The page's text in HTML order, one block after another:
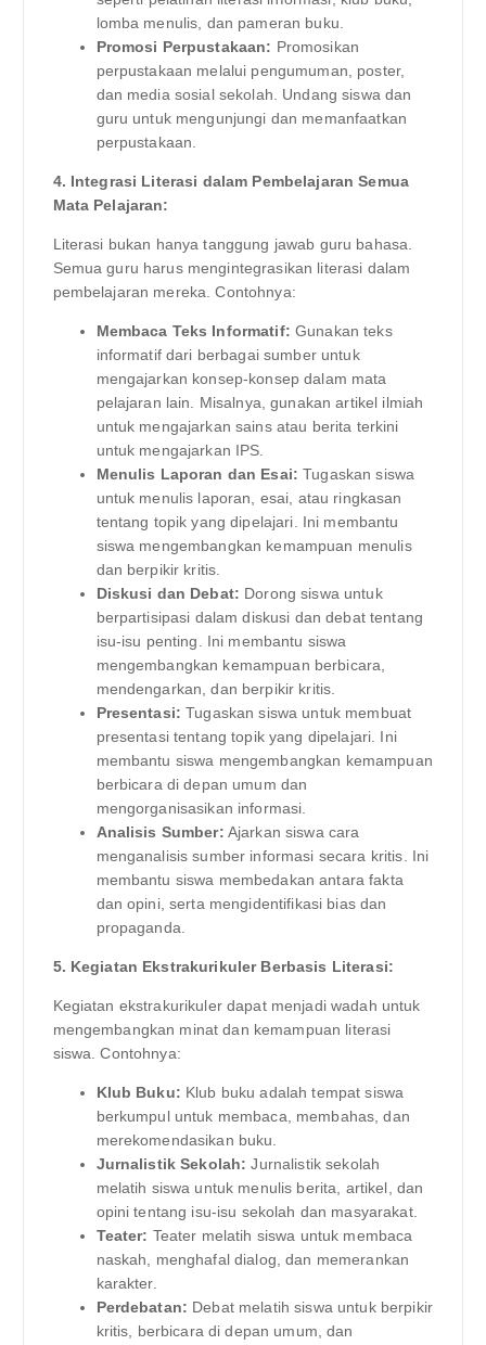
lomba menulis, dan pameran buku.
Promosi Perpustakaan: Promosikan
perpustakaan melalui pengumuman, poster,
dan media sosial sekolah. Undang siswa dan
guru untuk mengunjungi dan memanfaatkan
perpustakaan.
4. Integrasi Literasi dalam Pembelajaran Semua
Mata Pelajaran:
Literasi bukan hanya tanggung jawab guru bahasa.
Semua guru harus mengintegrasikan literasi dalam
pembelajaran mereka. Contohnya:
Membaca Teks Informatif: Gunakan teks
informatif dari berbagai sumber untuk
mengajarkan konsep-konsep dalam mata
pelajaran lain. Misalnya, gunakan artikel ilmiah
untuk mengajarkan sains atau berita terkini
untuk mengajarkan IPS.
Menulis Laporan dan Esai: Tugaskan siswa
untuk menulis laporan, esai, atau ringkasan
tentang topik yang dipelajari. Ini membantu
siswa mengembangkan kemampuan menulis
dan berpikir kritis.
Diskusi dan Debat: Dorong siswa untuk
berpartisipasi dalam diskusi dan debat tentang
isu-isu penting. Ini membantu siswa
mengembangkan kemampuan berbicara,
mendengarkan, dan berpikir kritis.
Presentasi: Tugaskan siswa untuk membuat
presentasi tentang topik yang dipelajari. Ini
membantu siswa mengembangkan kemampuan
berbicara di depan umum dan
mengorganisasikan informasi.
Analisis Sumber: Ajarkan siswa cara
menganalisis sumber informasi secara kritis. Ini
membantu siswa membedakan antara fakta
dan opini, serta mengidentifikasi bias dan
propaganda.
5. Kegiatan Ekstrakurikuler Berbasis Literasi:
Kegiatan ekstrakurikuler dapat menjadi wadah untuk
mengembangkan minat dan kemampuan literasi
siswa. Contohnya:
Klub Buku: Klub buku adalah tempat siswa
berkumpul untuk membaca, membahas, dan
merekomendasikan buku.
Jurnalistik Sekolah: Jurnalistik sekolah
melatih siswa untuk menulis berita, artikel, dan
opini tentang isu-isu sekolah dan masyarakat.
Teater: Teater melatih siswa untuk membaca
naskah, menghafal dialog, dan memerankan
karakter.
Perdebatan: Debat melatih siswa untuk berpikir
kritis, berbicara di depan umum, dan